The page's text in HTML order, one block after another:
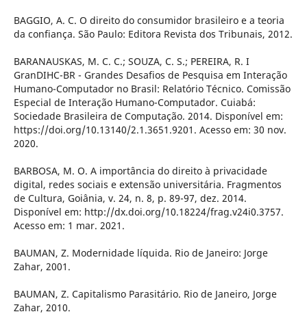
BAGGIO, A. C. O direito do consumidor brasileiro e a teoria
da confiança. São Paulo: Editora Revista dos Tribunais, 2012.
BARANAUSKAS, M. C. C.; SOUZA, C. S.; PEREIRA, R. I
GranDIHC-BR - Grandes Desafios de Pesquisa em Interação
Humano-Computador no Brasil: Relatório Técnico. Comissão
Especial de Interação Humano-Computador. Cuiabá:
Sociedade Brasileira de Computação. 2014. Disponível em:
https://doi.org/10.13140/2.1.3651.9201. Acesso em: 30 nov.
2020.
BARBOSA, M. O. A importância do direito à privacidade
digital, redes sociais e extensão universitária. Fragmentos
de Cultura, Goiânia, v. 24, n. 8, p. 89-97, dez. 2014.
Disponível em: http://dx.doi.org/10.18224/frag.v24i0.3757.
Acesso em: 1 mar. 2021.
BAUMAN, Z. Modernidade líquida. Rio de Janeiro: Jorge
Zahar, 2001.
BAUMAN, Z. Capitalismo Parasitário. Rio de Janeiro, Jorge
Zahar, 2010.